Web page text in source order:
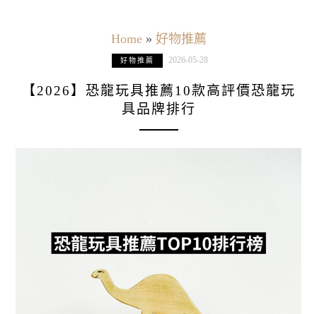
Home» 好物推薦
好物推薦 2026-05-28
【2026】恐龍玩具推薦10款高評價恐龍玩
具品牌排行